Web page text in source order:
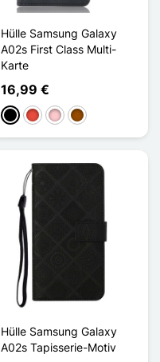
Hülle Samsung Galaxy
A02s First Class Multi-
Karte
16,99 €
Schwarz
Rot PinkBraun
Hülle Samsung Galaxy
A02s Tapisserie-Motiv